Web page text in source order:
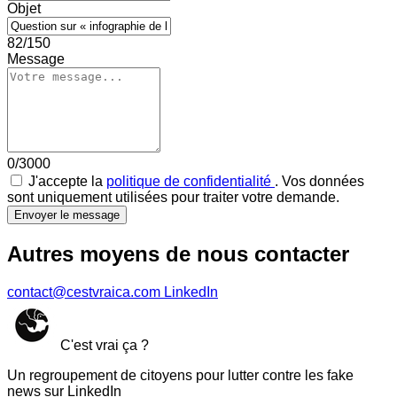
Objet
82/150
Message
0/3000
J'accepte la politique de confidentialité . Vos données
sont uniquement utilisées pour traiter votre demande.
Envoyer le message
Autres moyens de nous contacter
contact@cestvraica.com LinkedIn
C'est vrai ça ?
Un regroupement de citoyens pour lutter contre les fake
news sur LinkedIn